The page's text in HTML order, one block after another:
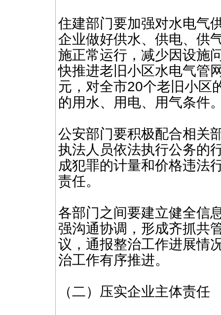
住建部门要加强对水电气
企业做好供水、供电、供
施正常运行，减少因设施
快推进老旧小区水电气管
元，对全市20个老旧小区
的用水、用电、用气条件
公安部门要积极配合相关
执法人员依法执行公务的
成犯罪的计量和价格违法
责任。
各部门之间要建立健全信
强沟通协调，形成齐抓共
议，通报整治工作进展情
治工作有序推进。
（二）压实企业主体责任